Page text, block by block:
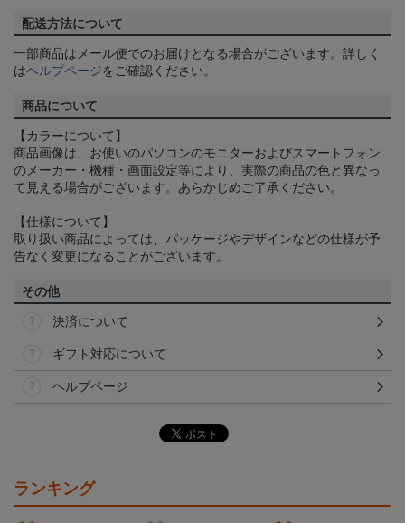
配送方法について
一部商品はメール便でのお届けとなる場合がございます。詳しく
はヘルプページをご確認ください。
商品について
【カラーについて】
商品画像は、お使いのパソコンのモニターおよびスマートフォン
のメーカー・機種・画面設定等により、実際の商品の色と異なっ
て見える場合がございます。あらかじめご了承ください。
【仕様について】
取り扱い商品によっては、パッケージやデザインなどの仕様が予
告なく変更になることがございます。
その他
決済について
ギフト対応について
ヘルプページ
ランキング